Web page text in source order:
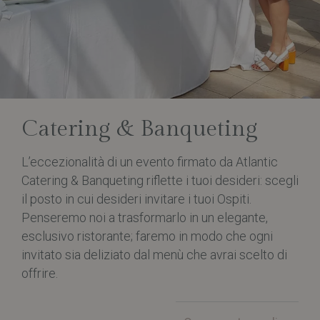
Catering & Banqueting
L’eccezionalità di un evento firmato da Atlantic
Catering & Banqueting riflette i tuoi desideri: scegli
il posto in cui desideri invitare i tuoi Ospiti.
Penseremo noi a trasformarlo in un elegante,
esclusivo ristorante; faremo in modo che ogni
invitato sia deliziato dal menù che avrai scelto di
offrire.
per
Google LLC
www.google.com
5 mesi 4
settimane
XSRF-TOKEN
www.catering-
banqueting.com
minuti